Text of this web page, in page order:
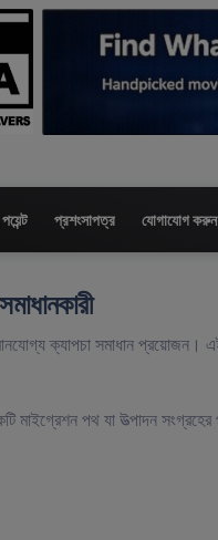
প্রশংসাপত্র যোগাযোগ করুন
ক্যাপচা সমাধান
মাইগ্রেশন পথ যা উত্পাদন সংগ্রহের